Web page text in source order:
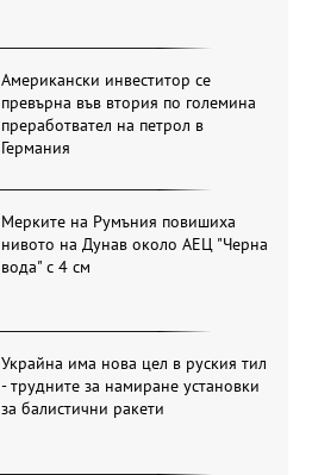
Американски инвеститор се
превърна във втория по големина
преработвател на петрол в
Германия
Мерките на Румъния повишиха
нивото на Дунав около АЕЦ "Черна
вода" с 4 см
Украйна има нова цел в руския тил
- трудните за намиране установки
за балистични ракети